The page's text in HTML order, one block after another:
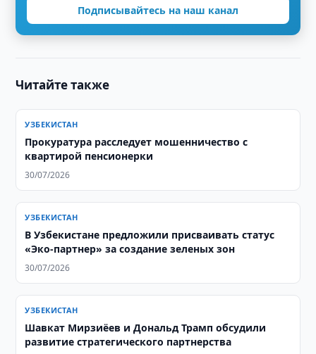
Подписывайтесь на наш канал
Читайте также
УЗБЕКИСТАН
Прокуратура расследует мошенничество с
квартирой пенсионерки
30/07/2026
УЗБЕКИСТАН
В Узбекистане предложили присваивать статус
«Эко-партнер» за создание зеленых зон
30/07/2026
УЗБЕКИСТАН
Шавкат Мирзиёев и Дональд Трамп обсудили
развитие стратегического партнерства